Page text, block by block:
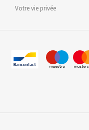
Votre vie privée